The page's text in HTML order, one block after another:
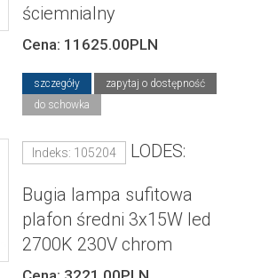
ściemnialny
Cena: 11625.00PLN
szczegóły
zapytaj o dostępność
do schowka
Indeks: 105204 LODES:
Bugia lampa sufitowa
plafon średni 3x15W led
2700K 230V chrom